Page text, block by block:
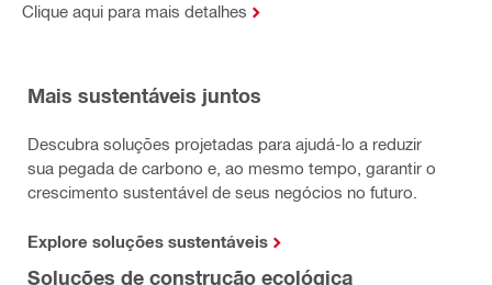
Clique aqui para mais detalhes
Mais sustentáveis juntos
Descubra soluções projetadas para ajudá-lo a reduzir
sua pegada de carbono e, ao mesmo tempo, garantir o
crescimento sustentável de seus negócios no futuro.
Explore soluções sustentáveis
Soluções de construção ecológica